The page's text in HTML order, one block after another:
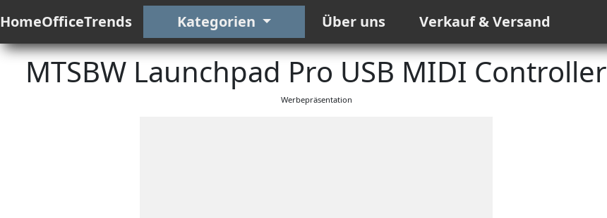
HomeOfficeTrends Kategorien Über uns Verkauf & Versand
MTSBW Launchpad Pro USB MIDI Controller
Werbepräsentation